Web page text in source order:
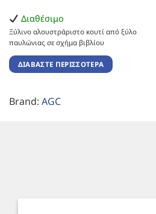
Διαθέσιμο
Ξύλινο αλουστράριστο κουτί από ξύλο
παυλώνιας σε σχήμα βιβλίου
ΔΙΑΒΆΣΤΕ ΠΕΡΙΣΣΌΤΕΡΑ
Brand: AGC